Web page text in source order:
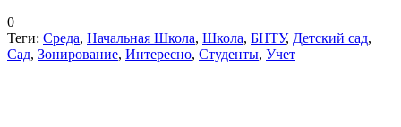
0
Теги: Среда, Начальная Школа, Школа, БНТУ, Детский сад,
Сад, Зонирование, Интересно, Студенты, Учет